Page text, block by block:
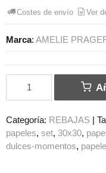
Costes de envío Ver
Marca: AMELIE
Categoría: REBAJAS |
papeles set 30x30
dulces-momentos